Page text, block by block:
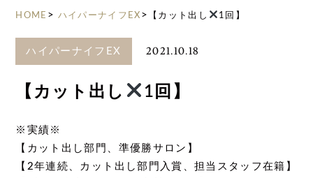
HOME > ハイパーナイフEX > 【カット出し 1回】
ハイパーナイフEX 2021.10.18
【カット出し 1回】
※実績※
【カット出し部門、準優勝サロン】
【2年連続、カット出し部門入賞、担当スタッフ在籍】